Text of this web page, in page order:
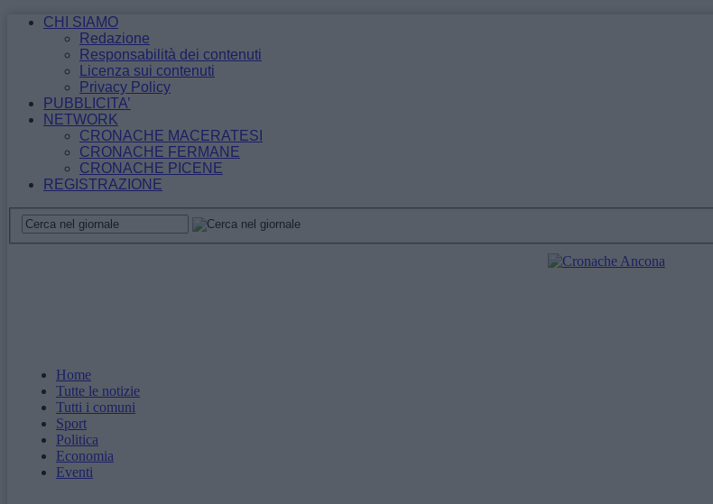
CHI SIAMO
Redazione
Responsabilità dei contenuti
Licenza sui contenuti
Privacy Policy
PUBBLICITA’
NETWORK
CRONACHE MACERATESI
CRONACHE FERMANE
CRONACHE PICENE
REGISTRAZIONE
Home
Tutte le notizie
Tutti i comuni
Sport
Politica
Economia
Eventi